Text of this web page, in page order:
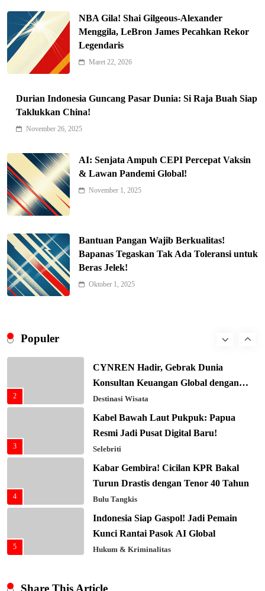
Populer
6
Ekonomi Indonesia Meroket! Kalahkan
7 Berita Nasional
8
Xenco Medical Raih Penghargaan
Bergengsi TIME100: Revolusi Medis
2
CYNREN Hadir, Gebrak Dunia
Konsultan Keuangan Global dengan
Sentuhan AI
Destinasi Wisata
3
Kabel Bawah Laut Pukpuk: Papua
Resmi Jadi Pusat Digital Baru!
Selebriti
4
Kabar Gembira! Cicilan KPR Bakal
Turun Drastis dengan Tenor 40 Tahun
Bulu Tangkis
5
Indonesia Siap Gaspol! Jadi Pemain
Kunci Rantai Pasok AI Global
Hukum & Kriminalitas
Negara G20 di Awal 2026
NBA Gila! Shai Gilgeous-Alexander
Menggila, LeBron James Pecahkan Rekor
Legendaris
Maret 22, 2026
Durian Indonesia Guncang Pasar Dunia: Si Raja Buah Siap
Taklukkan China!
November 26, 2025
AI: Senjata Ampuh CEPI Percepat Vaksin
& Lawan Pandemi Global!
November 1, 2025
Bantuan Pangan Wajib Berkualitas!
Bapanas Tegaskan Tak Ada Toleransi untuk
Beras Jelek!
Oktober 1, 2025
Share This Article